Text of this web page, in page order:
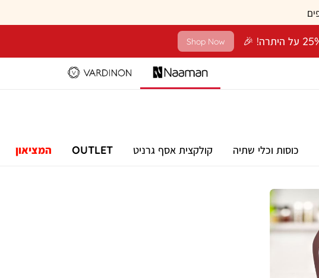
Shop Now
כוסות וכלי שתיה קולקצית אסף גרניט OUTLET המציאון